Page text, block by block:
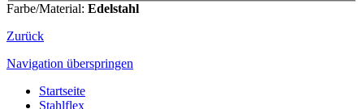
Farbe/Material: Edelstahl
Zurück
Navigation überspringen
Startseite
Stahlflex